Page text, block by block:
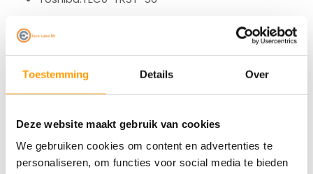
Toestemming Details Over
Deze website maakt gebruik van cookies
We gebruiken cookies om content en advertenties te
personaliseren, om functies voor social media te bieden
Alle rollen in ons assortiment zijn volgens FSC norm
gefabriceerd en zijn bisphenol-arm. Aangezien Euro-
Label duurzaamheid en maatschappelijke
betrokkenheid zeer belangrijk vindt is er gekozen voor
producten die milieu- en gezondheids-technisch
verantwoord zijn.